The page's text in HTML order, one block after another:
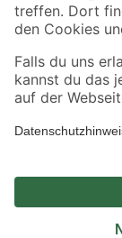
Alle Preisangaben in
Umständen nicht in allen
Produkte nur solange der
*Paketversand ab 59 €